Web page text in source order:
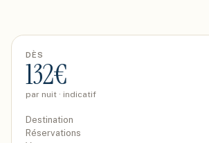
DÈS
132€
par nuit · indicatif
Destination
Réservations